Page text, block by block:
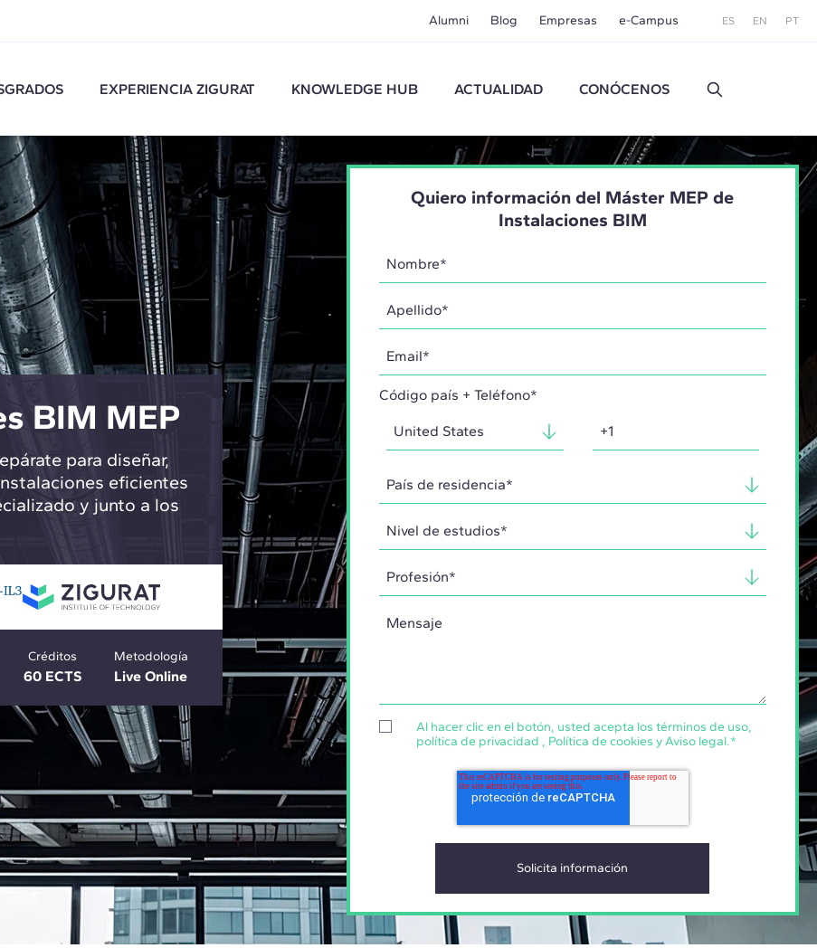
Alumni Blog Empresas e-Campus ES EN PT
EXPERIENCIA ZIGURAT KNOWLEDGE HUB ACTUALIDAD CONÓCENOS
BIM MEP
para diseñar,
eficientes
y junto a los
Créditos
60 ECTS
Metodología
Live Online
Quiero información del Máster MEP de
Instalaciones BIM
Código país + Teléfono*
Al hacer clic en el botón, usted acepta los términos de uso,
política de privacidad , Política de cookies yAviso legal.*